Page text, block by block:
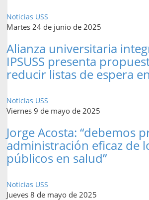
Noticias USS
Martes 24 de junio de 2025
Alianza universitaria
IPSUSS presenta
reducir listas de espera
Noticias USS
Viernes 9 de mayo de 2025
Jorge Acosta: “debemos
administración eficaz de
públicos en salud”
Noticias USS
Jueves 8 de mayo de 2025